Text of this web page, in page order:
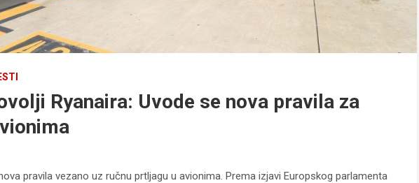
Ryanaira: Uvode se nova pravila za
pravila vezano uz ručnu prtljagu u avionima. Prema izjavi Europskog parlamenta